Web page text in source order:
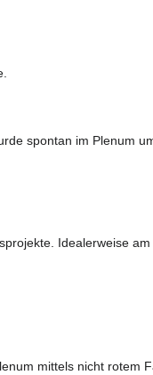
spontan im Plenum
Idealerweise
mittels nicht rotem